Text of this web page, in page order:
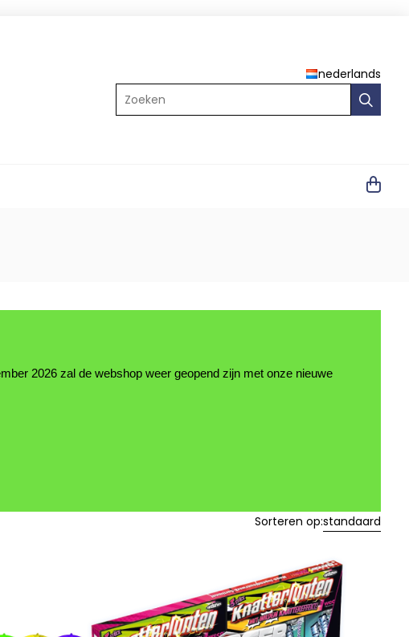
nederlands
Zoeken
2026 zal de webshop weer geopend zijn met onze nieuwe
Sorteren op:standaard